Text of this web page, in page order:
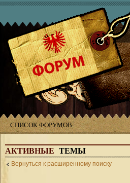
СПИСОК ФОРУМОВ
АКТИВНЫЕ ТЕМЫ
Вернуться к расширенному поиску